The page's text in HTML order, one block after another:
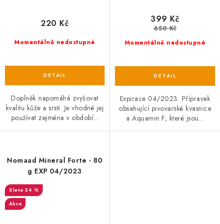
Momentálně nedostupné
220 Kč
Doplněk napomáhá zvyšovat
kvalitu kůže a srsti. Je vhodné jej
používat zejména v období...
Momentálně nedostupné
399 Kč
650 Kč
Expirace 04/2023. Přípravek
obsahující pivovarské kvasnice
a Aquamin F, které jsou...
Nomaad Mineral Forte - 80
g EXP 04/2023
54 %
Akce